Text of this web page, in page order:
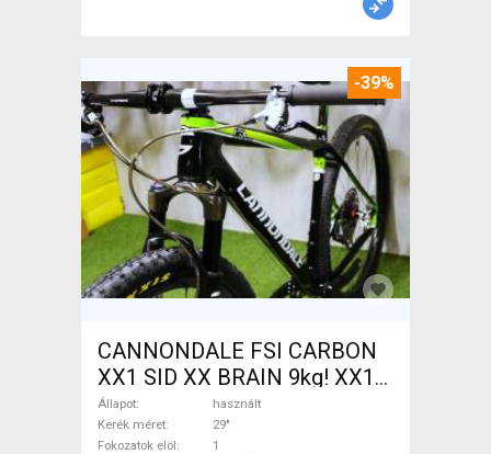
-39%
CANNONDALE FSI CARBON
XX1 SID XX BRAIN 9kg! XX1
EAGLE Mountain Bike 29" elöl
teleszkópos használt ELADÓ
Állapot
használt
Kerék méret
29"
Fokozatok elöl
1